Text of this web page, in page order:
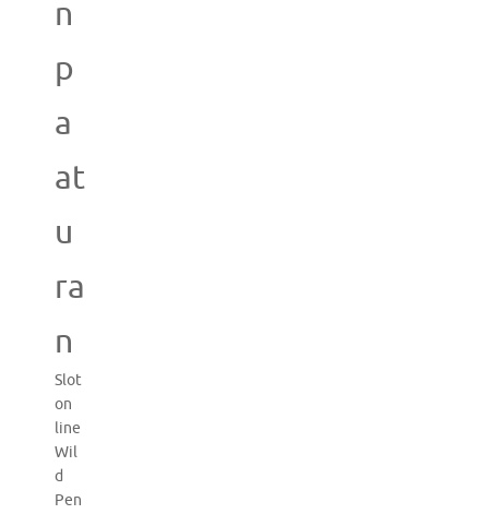
n
p
a
at
u
ra
n
Slot
on
line
Wil
d
Pen